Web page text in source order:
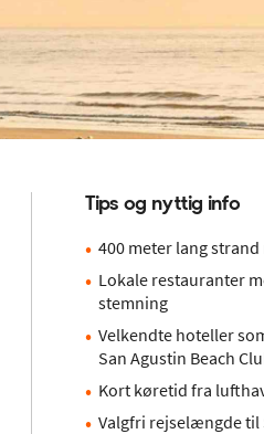
Tips og nyttig info
400 meter lang strand
Lokale restauranter
stemning
Velkendte hoteller
San Agustin Beach
Kort køretid fra
Valgfri rejselængde til